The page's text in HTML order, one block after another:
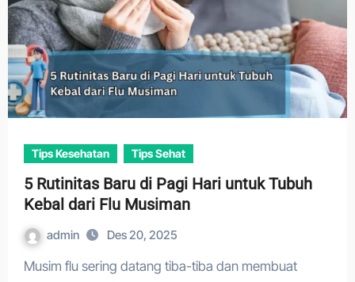
Tips Kesehatan Tips Sehat
5 Rutinitas Baru di Pagi Hari untuk Tubuh
Kebal dari Flu Musiman
admin Des 20, 2025
Musim flu sering datang tiba-tiba dan membuat